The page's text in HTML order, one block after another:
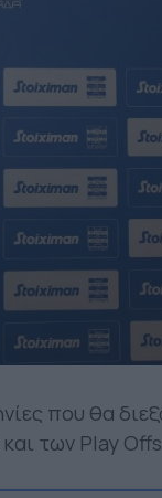
που θα
και των Play